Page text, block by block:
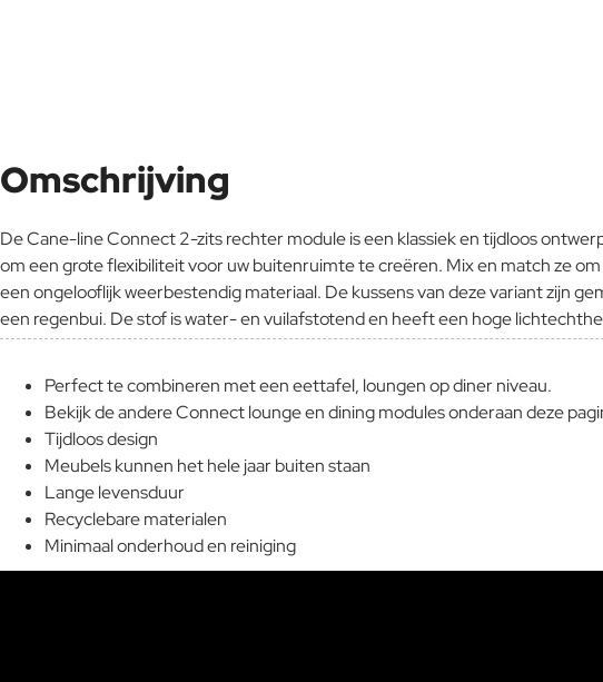
Omschrijving
De Cane-line Connect 2-zits rechter module is een klassiek en tijdloos
om een ​​grote flexibiliteit voor uw buitenruimte te creëren. Mix en match ze
een ongelooflijk weerbestendig materiaal. De kussens van deze variant zijn
een regenbui. De stof is water- en vuilafstotend en heeft een hoge
Perfect te combineren met een eettafel, loungen op diner niveau.
Bekijk de andere Connect lounge en dining modules onderaan deze
Tijdloos design
Meubels kunnen het hele jaar buiten staan
Lange levensduur
Recyclebare materialen
Minimaal onderhoud en reiniging